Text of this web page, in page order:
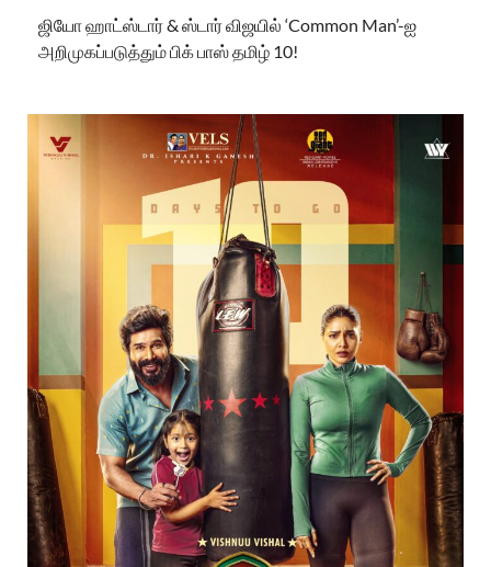
ஜியோ ஹாட்ஸ்டார் & ஸ்டார் விஜயில் ‘Common Man’-ஐ
அறிமுகப்படுத்தும் பிக் பாஸ் தமிழ் 10!